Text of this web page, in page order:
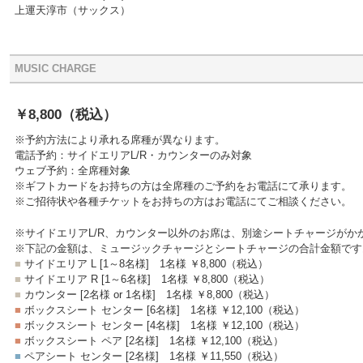
上運天淳市（サックス）
MUSIC CHARGE
￥8,800 （税込）
※予約方法により承れる席種が異なります。
電話予約：サイドエリアL/R・カウンターのみ対象
ウェブ予約：全席種対象
※ギフトカードをお持ちの方は全席種のご予約をお電話にて承ります。
※ご招待状や各種チケットをお持ちの方はお電話にてご相談ください。
※サイドエリアL/R、カウンター以外のお席は、別途シートチャージがか
※下記の金額は、ミュージックチャージとシートチャージの合計金額です
■ サイドエリア L [1～8名様] 1名様 ￥8,800 （税込）
■ サイドエリア R [1～6名様] 1名様 ￥8,800 （税込）
■ カウンター [2名様 or 1名様] 1名様 ￥8,800 （税込）
■ ボックスシート センター [6名様] 1名様 ￥12,100 （税込）
■ ボックスシート センター [4名様] 1名様 ￥12,100 （税込）
■ ボックスシート ペア [2名様] 1名様 ￥12,100 （税込）
■ ペアシート センター [2名様] 1名様 ￥11,550 （税込）